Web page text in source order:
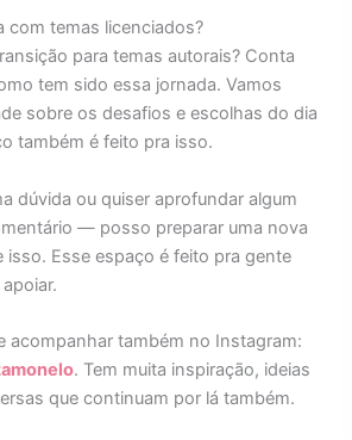
com temas licenciados?
para temas autorais? Conta
tem sido essa jornada. Vamos
sobre os desafios e escolhas do dia
também é feito pra isso.
dúvida ou quiser aprofundar algum
— posso preparar uma nova
Esse espaço é feito pra gente
acompanhar também no Instagram:
. Tem muita inspiração, ideias
que continuam por lá também.